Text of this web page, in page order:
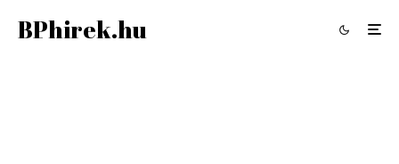
BPhirek.hu